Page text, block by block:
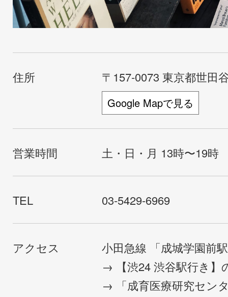
住所 〒157-0073 東京都世田
Google Mapで見る
営業時間 土・日・月 13時〜19時
TEL 03-5429-6969
アクセス
小田急線 「成城学園前
→ 【渋24 渋谷駅行き】
→ 「成育医療研究セン